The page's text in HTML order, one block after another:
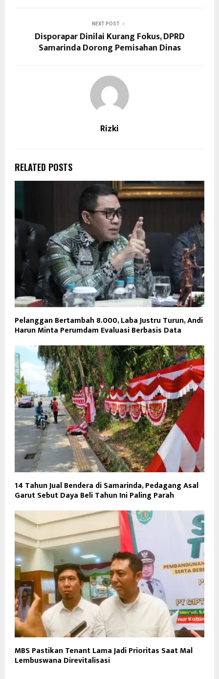
NEXT POST
Disporapar Dinilai Kurang Fokus, DPRD
Samarinda Dorong Pemisahan Dinas
Rizki
RELATED POSTS
Pelanggan Bertambah 8.000, Laba Justru Turun, Andi
Harun Minta Perumdam Evaluasi Berbasis Data
14 Tahun Jual Bendera di Samarinda, Pedagang Asal
Garut Sebut Daya Beli Tahun Ini Paling Parah
MBS Pastikan Tenant Lama Jadi Prioritas Saat Mal
Lembuswana Direvitalisasi